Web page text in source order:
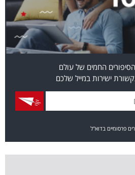
החמים של עולם
ישירות במייל שלכם
פרסומיים בדוא"ל